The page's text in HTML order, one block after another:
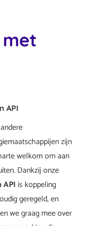
API
zijn
welkom om aan
Dankzij onze
API is koppeling
geregeld, en
we graag mee over